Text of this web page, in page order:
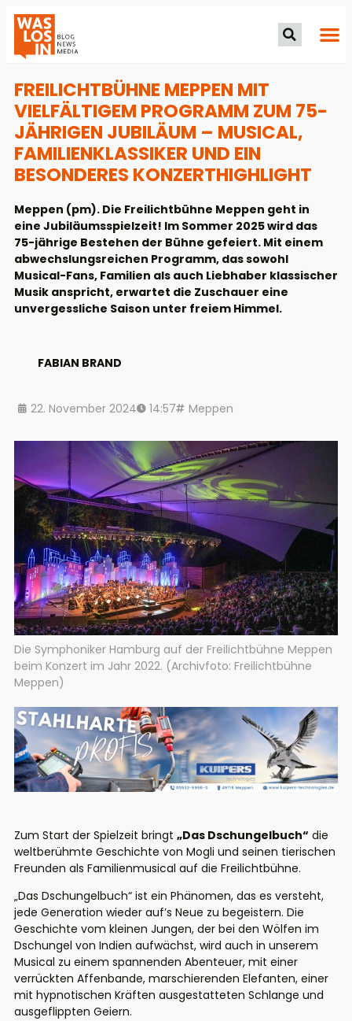
FREILICHTBÜHNE MEPPEN MIT
VIELFÄLTIGEM PROGRAMM ZUM 75-
JÄHRIGEN JUBILÄUM – MUSICAL,
FAMILIENKLASSIKER UND EIN
BESONDERES KONZERTHIGHLIGHT
Meppen (pm). Die Freilichtbühne Meppen geht in
eine Jubiläumsspielzeit! Im Sommer 2025 wird das
75-jährige Bestehen der Bühne gefeiert. Mit einem
abwechslungsreichen Programm, das sowohl
Musical-Fans, Familien als auch Liebhaber klassischer
Musik anspricht, erwartet die Zuschauer eine
unvergessliche Saison unter freiem Himmel.
FABIAN BRAND
22. November 2024 14:57 Meppen
Die Symphoniker Hamburg auf der Freilichtbühne Meppen
beim Konzert im Jahr 2022. (Archivfoto: Freilichtbühne
Meppen)
Zum Start der Spielzeit bringt „Das Dschungelbuch“ die
weltberühmte Geschichte von Mogli und seinen tierischen
Freunden als Familienmusical auf die Freilichtbühne.
„Das Dschungelbuch“ ist ein Phänomen, das es versteht,
jede Generation wieder auf’s Neue zu begeistern. Die
Geschichte vom kleinen Jungen, der bei den Wölfen im
Dschungel von Indien aufwächst, wird auch in unserem
Musical zu einem spannenden Abenteuer, mit einer
verrückten Affenbande, marschierenden Elefanten, einer
mit hypnotischen Kräften ausgestatteten Schlange und
ausgeflippten Geiern.